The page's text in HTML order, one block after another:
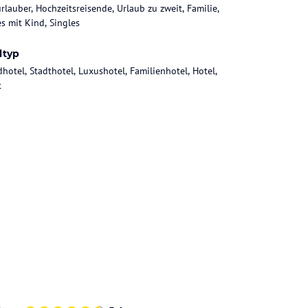
Hochzeitsreisende, Urlaub zu zweit, Familie,
mit Kind, Singles
Stadthotel, Luxushotel, Familienhotel, Hotel,